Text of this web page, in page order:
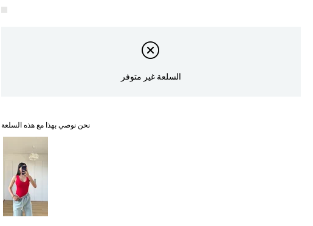
السلعة غير متوفر
نحن نوصي بهذا مع هذه السلعة